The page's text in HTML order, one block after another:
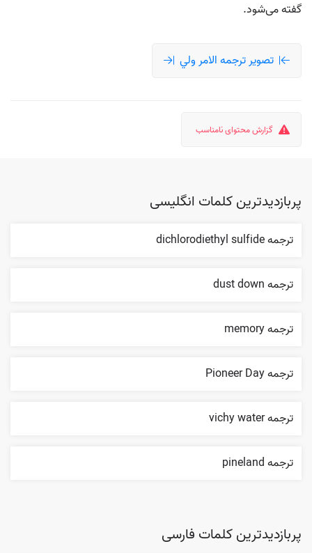
گفته می‌شود.
تصویر ترجمه الامر ولي
گزارش محتوای نامناسب
پربازدیدترین کلمات انگلیسی
ترجمه dichlorodiethyl sulfide
ترجمه dust down
ترجمه memory
ترجمه Pioneer Day
ترجمه vichy water
ترجمه pineland
پربازدیدترین کلمات فارسی